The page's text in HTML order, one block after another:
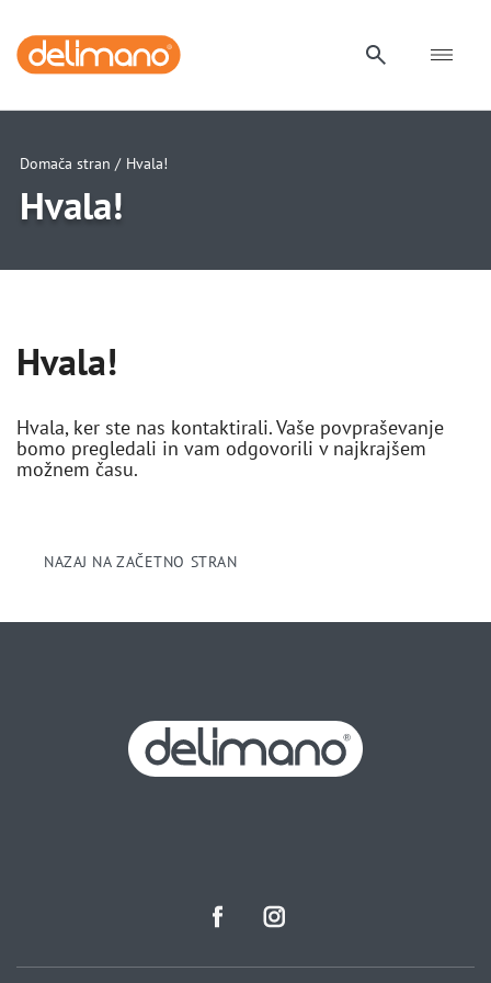
Domača stran / Hvala!
Hvala!
Hvala!
Hvala, ker ste nas kontaktirali. Vaše povpraševanje
bomo pregledali in vam odgovorili v najkrajšem
možnem času.
NAZAJ NA ZAČETNO STRAN